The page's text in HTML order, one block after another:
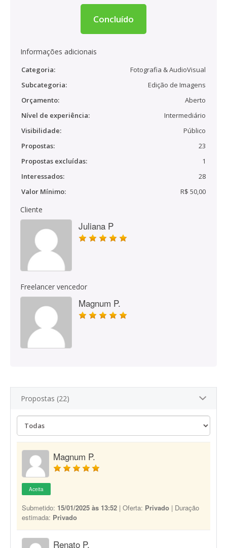
Concluído
Informações adicionais
Categoria:
Fotografia & AudioVisual
Subcategoria:
Edição de Imagens
Orçamento:
Aberto
Nível de experiência:
Intermediário
Visibilidade:
Público
Propostas:
23
Propostas excluídas:
1
Interessados:
28
Valor Mínimo:
R$ 50,00
Cliente
Juliana P
Freelancer vencedor
Magnum P.
Propostas (22)
Magnum P.
Aceita
Submetido: 15/01/2025 às 13:52 | Oferta: Privado | Duração
estimada: Privado
Renato P.